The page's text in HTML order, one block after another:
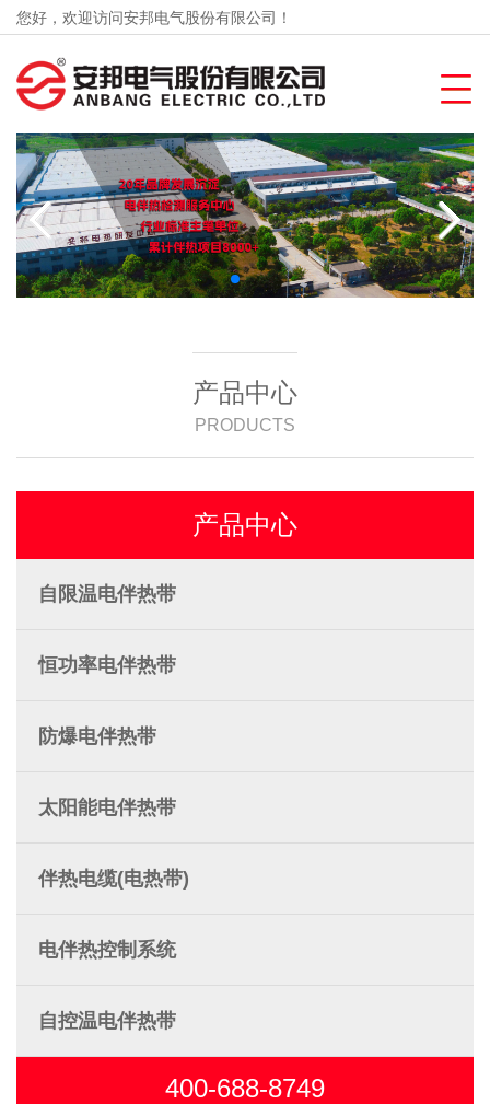
您好，欢迎访问安邦电气股份有限公司！
产品中心
PRODUCTS
产品中心
自限温电伴热带
恒功率电伴热带
防爆电伴热带
太阳能电伴热带
伴热电缆(电热带)
电伴热控制系统
自控温电伴热带
400-688-8749